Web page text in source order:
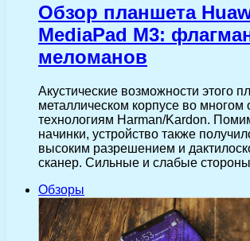
Обзор планшета
MediaPad M3:
меломанов
Акустические возможности этого
металлическом корпусе во многом
технологиям Harman/Kardon.
начинки, устройство также
высоким разрешением и
сканер. Сильные и слабые
Обзоры